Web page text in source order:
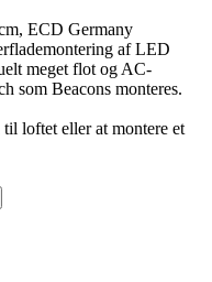
ECD Germany
af LED
meget flot og AC-
som Beacons monteres.
loftet eller at montere et